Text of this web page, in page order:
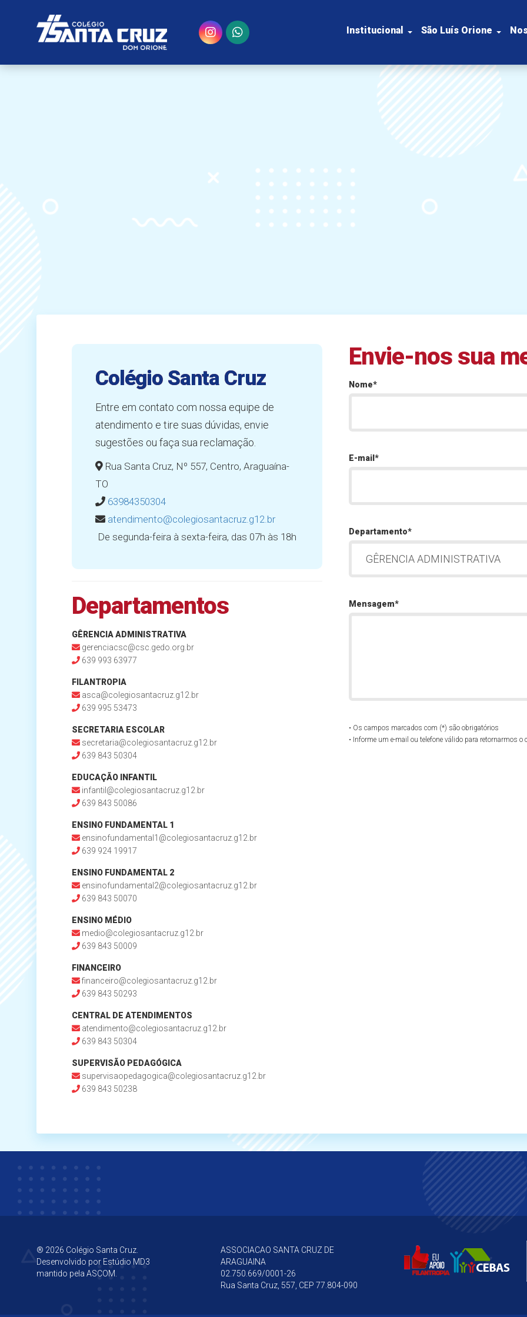
Institucional São Luís Orione
Colégio Santa Cruz
Entre em contato com nossa equipe de
atendimento e tire suas dúvidas, envie
sugestões ou faça sua reclamação.
Rua Santa Cruz, Nº 557, Centro, Araguaína-
TO
63984350304
atendimento@colegiosantacruz.g12.br
De segunda-feira à sexta-feira, das 07h às 18h
Departamentos
GÊRENCIA ADMINISTRATIVA
gerenciacsc@csc.gedo.org.br
639 993 63977
FILANTROPIA
asca@colegiosantacruz.g12.br
639 995 53473
SECRETARIA ESCOLAR
secretaria@colegiosantacruz.g12.br
639 843 50304
EDUCAÇÃO INFANTIL
infantil@colegiosantacruz.g12.br
639 843 50086
ENSINO FUNDAMENTAL 1
ensinofundamental1@colegiosantacruz.g12.br
639 924 19917
ENSINO FUNDAMENTAL 2
ensinofundamental2@colegiosantacruz.g12.br
639 843 50070
ENSINO MÉDIO
medio@colegiosantacruz.g12.br
639 843 50009
FINANCEIRO
financeiro@colegiosantacruz.g12.br
639 843 50293
CENTRAL DE ATENDIMENTOS
atendimento@colegiosantacruz.g12.br
639 843 50304
SUPERVISÃO PEDAGÓGICA
supervisaopedagogica@colegiosantacruz.g12.br
639 843 50238
Envie-nos sua
Nome*
E-mail*
Departamento*
Mensagem*
• Os campos marcados com (*) são obrigatórios
• Informe um e-mail ou telefone válido para retornarmos o
® 2026 Colégio Santa Cruz.
Desenvolvido por Estúdio MD3
mantido pela ASCOM.
ASSOCIACAO SANTA CRUZ DE
ARAGUAINA
02.750.669/0001-26
Rua Santa Cruz, 557, CEP 77.804-090